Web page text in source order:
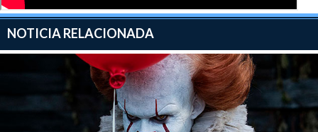
NOTICIA RELACIONADA